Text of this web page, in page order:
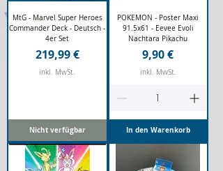
MtG - Marvel Super Heroes
Commander Deck - Deutsch -
4er Set
Preis
219,99 €
inkl. MwSt.
Nicht verfügbar
POKEMON - Poster Maxi
91.5x61 - Eevee Evoli
Nachtara Pikachu
Preis
9,90 €
inkl. MwSt.
In den Warenkorb